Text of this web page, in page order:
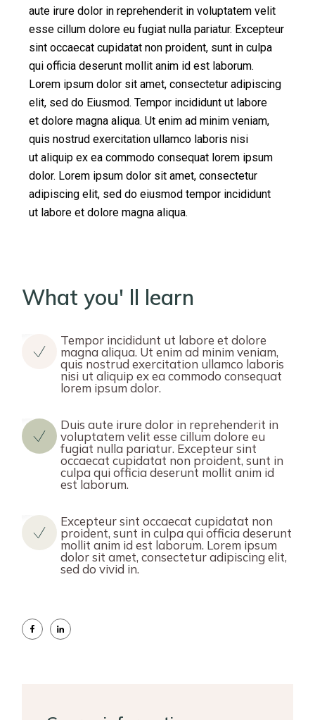
aute irure dolor in reprehenderit in voluptatem velit
esse cillum dolore eu fugiat nulla pariatur. Excepteur
sint occaecat cupidatat non proident, sunt in culpa
qui officia deserunt mollit anim id est laborum.
Lorem ipsum dolor sit amet, consectetur adipiscing
elit, sed do Eiusmod. Tempor incididunt ut labore
et dolore magna aliqua. Ut enim ad minim veniam,
quis nostrud exercitation ullamco laboris nisi
ut aliquip ex ea commodo consequat lorem ipsum
dolor. Lorem ipsum dolor sit amet, consectetur
adipiscing elit, sed do eiusmod tempor incididunt
ut labore et dolore magna aliqua.
What you' ll learn
Tempor incididunt ut labore et dolore
magna aliqua. Ut enim ad minim veniam,
quis nostrud exercitation ullamco laboris
nisi ut aliquip ex ea commodo consequat
lorem ipsum dolor.
Duis aute irure dolor in reprehenderit in
voluptatem velit esse cillum dolore eu
fugiat nulla pariatur. Excepteur sint
occaecat cupidatat non proident, sunt in
culpa qui officia deserunt mollit anim id
est laborum.
Excepteur sint occaecat cupidatat non
proident, sunt in culpa qui officia deserunt
mollit anim id est laborum. Lorem ipsum
dolor sit amet, consectetur adipiscing elit,
sed do vivid in.